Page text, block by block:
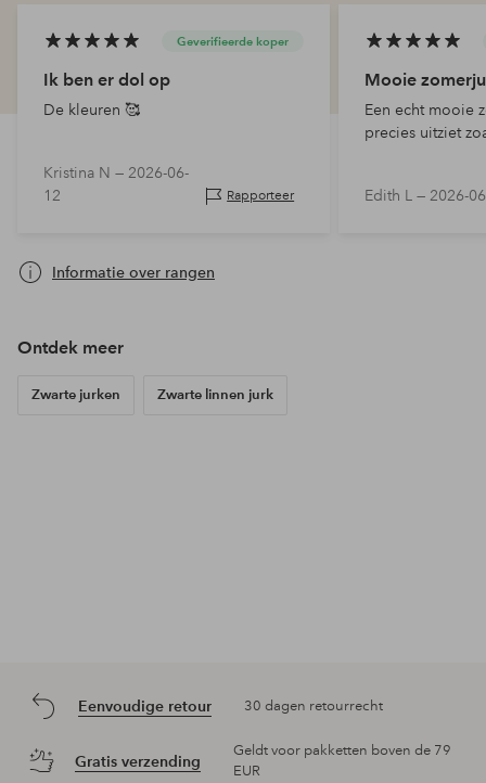
Geverifieerde koper
Ik ben er dol op
De kleuren 🥰
Kristina N — 2026-06-
12
Rapporteer
Mooie
Een echt mooie
precies uitziet
Edith L — 2026-
Informatie over rangen
Ontdek meer
Zwarte jurken Zwarte linnen jurk
Eenvoudige retour 30 dagen retourrecht
Gratis verzending
Geldt voor pakketten boven de 79
EUR